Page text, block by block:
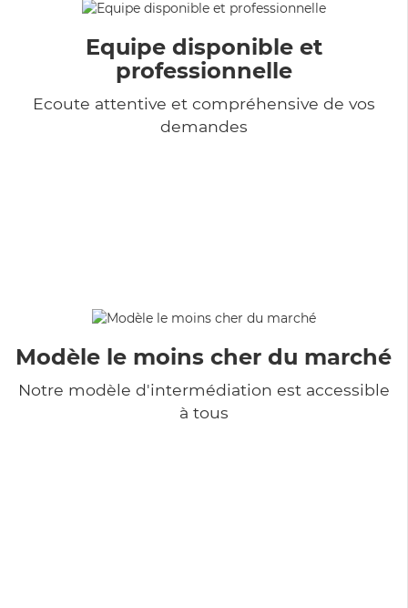
Equipe disponible et
professionnelle
Ecoute attentive et compréhensive de vos
demandes
Modèle le moins cher du marché
Notre modèle d'intermédiation est accessible
à tous